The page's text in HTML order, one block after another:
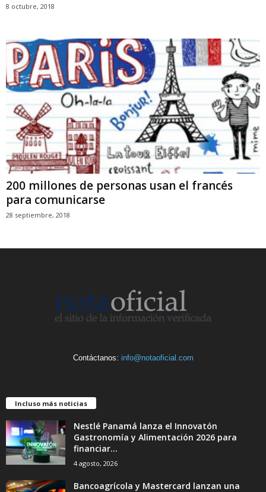
8 octubre, 2018
200 millones de personas usan el francés
para comunicarse
28 septiembre, 2018
Contáctanos: info@notaoficial.com
Incluso más noticias
Nestlé Panamá lanza el Innovatón
Gastronomía y Alimentación 2026 para
financiar...
4 agosto, 2026
Bancoagrícola y Mastercard lanzan una